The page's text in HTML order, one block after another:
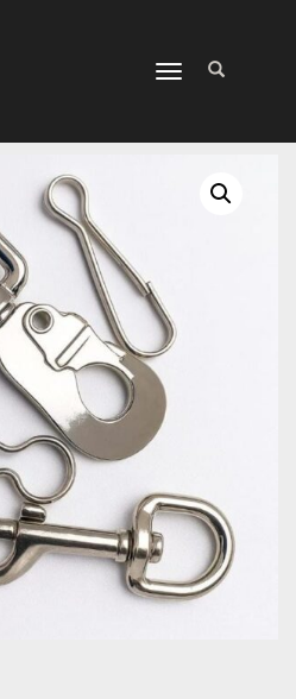
CAMBIAR